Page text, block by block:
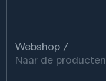
Webshop
Naar de producten